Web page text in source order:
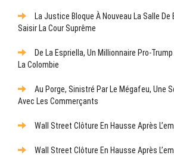
La Justice Bloque À Nouveau La Salle De
Saisir La Cour Suprême
De La Espriella, Un Millionnaire Pro-
La Colombie
Au Porge, Sinistré Par Le Mégafeu, Une
Avec Les Commerçants
Wall Street Clôture En Hausse Après
Wall Street Clôture En Hausse Après